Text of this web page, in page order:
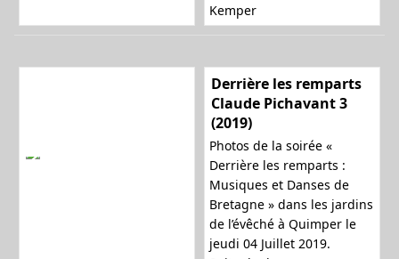
Kemper
Derrière les remparts
Claude Pichavant 3
(2019)
Photos de la soirée «
Derrière les remparts :
Musiques et Danses de
Bretagne » dans les jardins
de l’évêché à Quimper le
jeudi 04 Juillet 2019.